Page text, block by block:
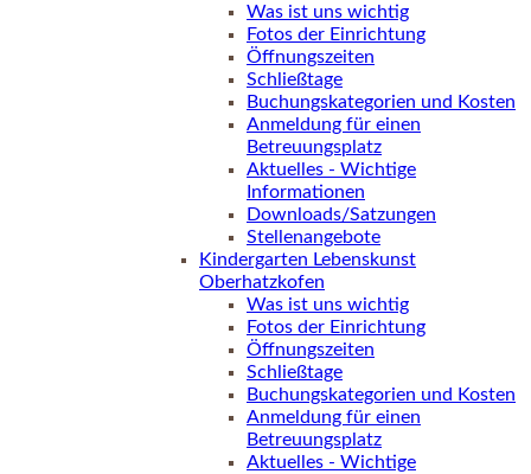
Was ist uns wichtig
Fotos der Einrichtung
Öffnungszeiten
Schließtage
Buchungskategorien und Kosten
Anmeldung für einen
Betreuungsplatz
Aktuelles - Wichtige
Informationen
Downloads/Satzungen
Stellenangebote
Kindergarten Lebenskunst
Oberhatzkofen
Was ist uns wichtig
Fotos der Einrichtung
Öffnungszeiten
Schließtage
Buchungskategorien und Kosten
Anmeldung für einen
Betreuungsplatz
Aktuelles - Wichtige